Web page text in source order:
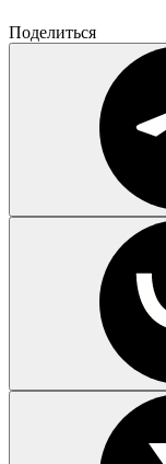
Поделиться